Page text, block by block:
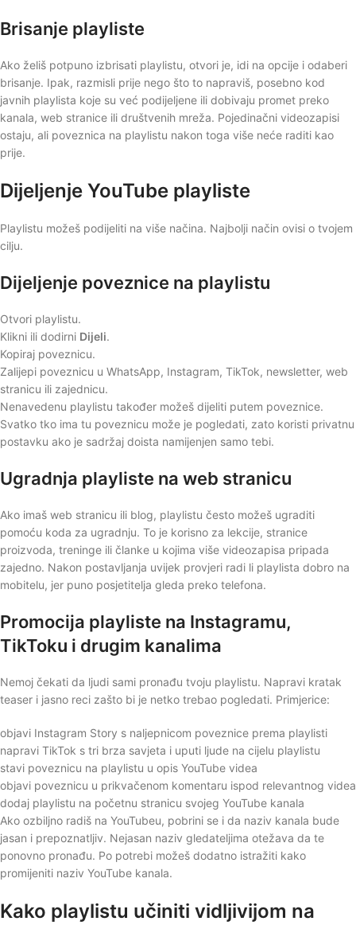
Brisanje playliste
Ako želiš potpuno izbrisati playlistu, otvori je, idi na opcije i odaberi
brisanje. Ipak, razmisli prije nego što to napraviš, posebno kod
javnih playlista koje su već podijeljene ili dobivaju promet preko
kanala, web stranice ili društvenih mreža. Pojedinačni videozapisi
ostaju, ali poveznica na playlistu nakon toga više neće raditi kao
prije.
Dijeljenje YouTube playliste
Playlistu možeš podijeliti na više načina. Najbolji način ovisi o tvojem
cilju.
Dijeljenje poveznice na playlistu
Otvori playlistu.
Klikni ili dodirni Dijeli.
Kopiraj poveznicu.
Zalijepi poveznicu u WhatsApp, Instagram, TikTok, newsletter, web
stranicu ili zajednicu.
Nenavedenu playlistu također možeš dijeliti putem poveznice.
Svatko tko ima tu poveznicu može je pogledati, zato koristi privatnu
postavku ako je sadržaj doista namijenjen samo tebi.
Ugradnja playliste na web stranicu
Ako imaš web stranicu ili blog, playlistu često možeš ugraditi
pomoću koda za ugradnju. To je korisno za lekcije, stranice
proizvoda, treninge ili članke u kojima više videozapisa pripada
zajedno. Nakon postavljanja uvijek provjeri radi li playlista dobro na
mobitelu, jer puno posjetitelja gleda preko telefona.
Promocija playliste na Instagramu,
TikToku i drugim kanalima
Nemoj čekati da ljudi sami pronađu tvoju playlistu. Napravi kratak
teaser i jasno reci zašto bi je netko trebao pogledati. Primjerice:
objavi Instagram Story s naljepnicom poveznice prema playlisti
napravi TikTok s tri brza savjeta i uputi ljude na cijelu playlistu
stavi poveznicu na playlistu u opis YouTube videa
objavi poveznicu u prikvačenom komentaru ispod relevantnog videa
dodaj playlistu na početnu stranicu svojeg YouTube kanala
Ako ozbiljno radiš na YouTubeu, pobrini se i da naziv kanala bude
jasan i prepoznatljiv. Nejasan naziv gledateljima otežava da te
ponovno pronađu. Po potrebi možeš dodatno istražiti kako
promijeniti naziv YouTube kanala.
Kako playlistu učiniti vidljivijom na